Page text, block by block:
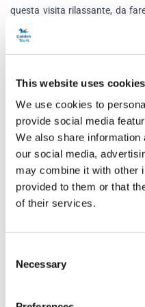
This website uses cookies
We use cookies to
provide social media
We also share
our social media,
may combine it with other
provided to them or that
of their services.
Selection
Necessary
questa visita rilassante, da
sontuosi Appartamenti di
Leonardo Da Vinci, e visitate
Principe Filippo e della Regina
Il tour non è accompagnato
ore.
Ritorno a Londra
Quando tornerai sarai libero
ogni 20-30 minuti fino alle 22:00
Gli orari dei treni sono
lasciare il proprio numero di